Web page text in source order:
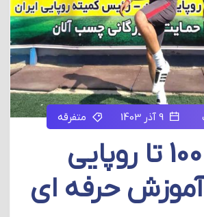
9 آذر 1403 متفرقه
چگونه 100 تا روپایی
آموزش حرفه ای